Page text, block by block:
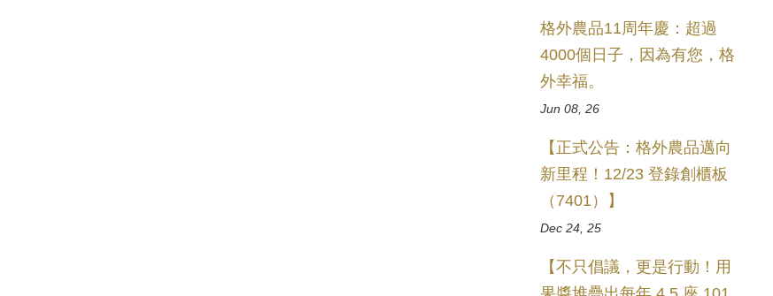
格外農品11周年慶：超過
4000個日子，因為有您，格
外幸福。
Jun 08, 26
【正式公告：格外農品邁向
新里程！12/23 登錄創櫃板
（7401）】
Dec 24, 25
【不只倡議，更是行動！用